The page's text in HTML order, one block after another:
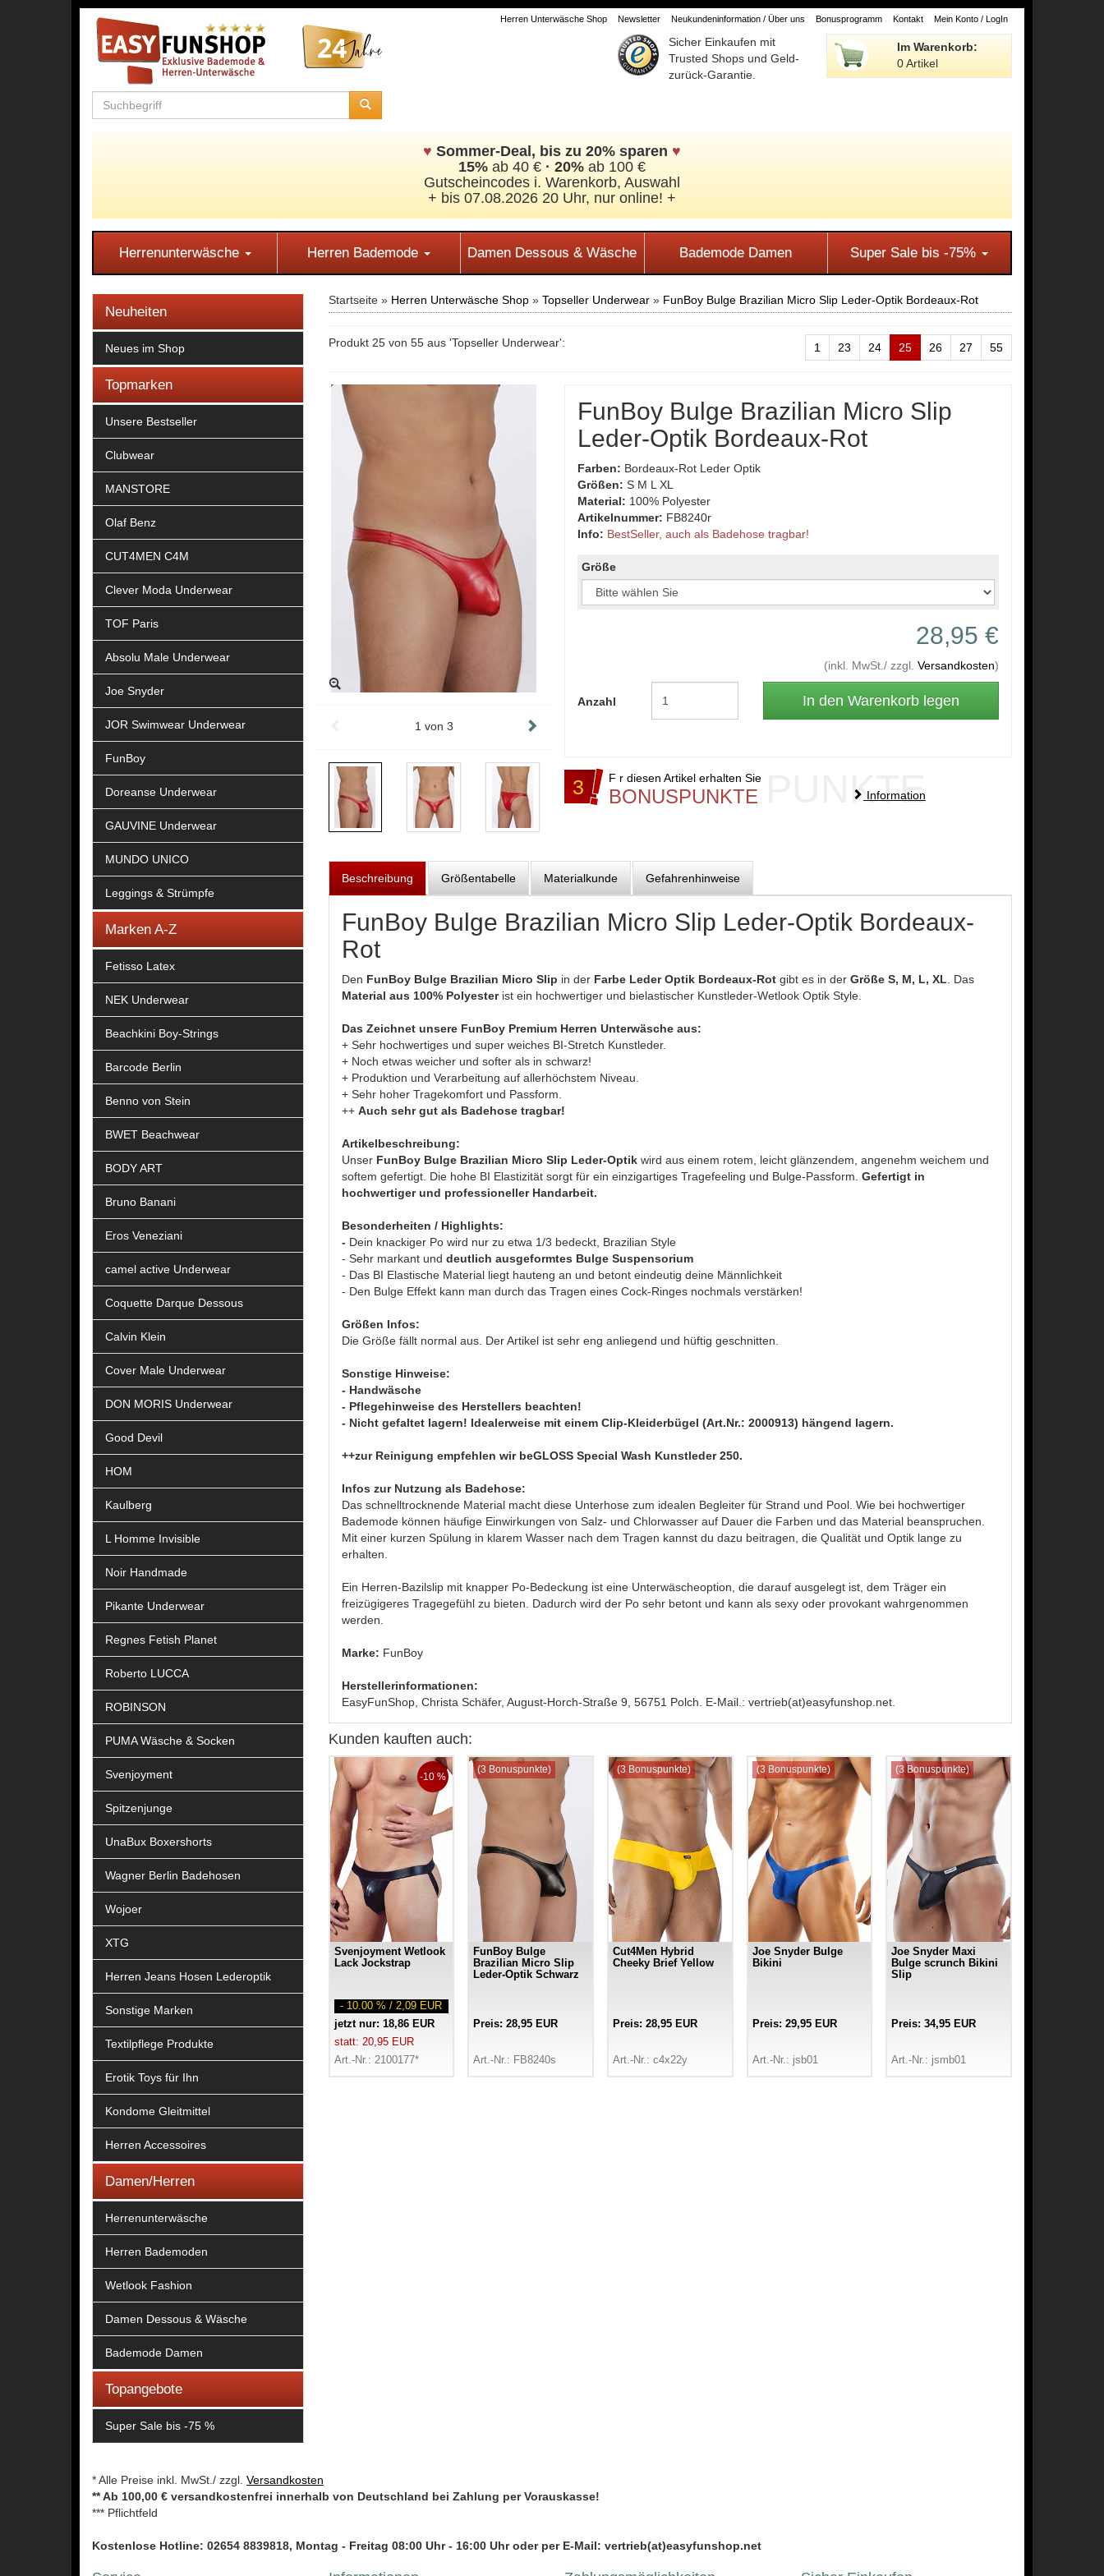
Herren Unterwäsche Shop Newsletter Neukundeninformation / Über uns Bonusprogramm Kontakt Mein Konto / LogIn
Sicher Einkaufen mit
Trusted Shops und Geld-
zurück-Garantie.
Im Warenkorb:
0 Artikel
♥ Sommer-Deal, bis zu 20% sparen ♥
15% ab 40 € · 20% ab 100 €
Gutscheincodes i. Warenkorb, Auswahl
+ bis 07.08.2026 20 Uhr, nur online! +
Herrenunterwäsche Herren Bademode Damen Dessous & Wäsche Bademode Damen Super Sale bis -75%
Neuheiten
Neues im Shop
Topmarken
Unsere Bestseller
Clubwear
MANSTORE
Olaf Benz
CUT4MEN C4M
Clever Moda Underwear
TOF Paris
Absolu Male Underwear
Joe Snyder
JOR Swimwear Underwear
FunBoy
Doreanse Underwear
GAUVINE Underwear
MUNDO UNICO
Leggings & Strümpfe
Marken A-Z
Fetisso Latex
NEK Underwear
Beachkini Boy-Strings
Barcode Berlin
Benno von Stein
BWET Beachwear
BODY ART
Bruno Banani
Eros Veneziani
camel active Underwear
Coquette Darque Dessous
Calvin Klein
Cover Male Underwear
DON MORIS Underwear
Good Devil
HOM
Kaulberg
L Homme Invisible
Noir Handmade
Pikante Underwear
Regnes Fetish Planet
Roberto LUCCA
ROBINSON
PUMA Wäsche & Socken
Svenjoyment
Spitzenjunge
UnaBux Boxershorts
Wagner Berlin Badehosen
Wojoer
XTG
Herren Jeans Hosen Lederoptik
Sonstige Marken
Textilpflege Produkte
Erotik Toys für Ihn
Kondome Gleitmittel
Herren Accessoires
Damen/Herren
Herrenunterwäsche
Herren Bademoden
Wetlook Fashion
Damen Dessous & Wäsche
Bademode Damen
Topangebote
Super Sale bis -75 %
Startseite » Herren Unterwäsche Shop » Topseller Underwear» FunBoy Bulge Brazilian Micro Slip Leder-Optik Bordeaux-Rot
Produkt 25 von 55 aus 'Topseller Underwear': 1 23 24 25 26 27 55
1 von 3
FunBoy Bulge Brazilian Micro Slip
Leder-Optik Bordeaux-Rot
Farben: Bordeaux-Rot Leder Optik
Größen: S M L XL
Material: 100% Polyester
Artikelnummer: FB8240r
Info: BestSeller, auch als Badehose tragbar!
Größe
28,95 €
(inkl. MwSt./ zzgl. Versandkosten)
Anzahl
3 F r diesen Artikel erhalten Sie
BONUSPUNKTE PUNKTE
Information
Beschreibung Größentabelle Materialkunde Gefahrenhinweise
FunBoy Bulge Brazilian Micro Slip Leder-Optik Bordeaux-
Rot
Den FunBoy Bulge Brazilian Micro Slip in der Farbe Leder Optik Bordeaux-Rotgibt es in der Größe S, M, L, XL . Das
Material aus 100% Polyesterist ein hochwertiger und bielastischer Kunstleder-Wetlook Optik Style.
Das Zeichnet unsere FunBoy Premium Herren Unterwäsche aus:
+ Sehr hochwertiges und super weiches BI-Stretch Kunstleder.
+ Noch etwas weicher und softer als in schwarz!
+ Produktion und Verarbeitung auf allerhöchstem Niveau.
+ Sehr hoher Tragekomfort und Passform.
++ Auch sehr gut als Badehose tragbar!
Artikelbeschreibung:
Unser FunBoy Bulge Brazilian Micro Slip Leder-Optikwird aus einem rotem, leicht glänzendem, angenehm weichem und
softem gefertigt. Die hohe BI Elastizität sorgt für ein einzigartiges Tragefeeling und Bulge-Passform. Gefertigt in
hochwertiger und professioneller Handarbeit.
Besonderheiten / Highlights:
- Dein knackiger Po wird nur zu etwa 1/3 bedeckt, Brazilian Style
- Sehr markant und deutlich ausgeformtes Bulge Suspensorium
- Das BI Elastische Material liegt hauteng an und betont eindeutig deine Männlichkeit
- Den Bulge Effekt kann man durch das Tragen eines Cock-Ringes nochmals verstärken!
Größen Infos:
Die Größe fällt normal aus. Der Artikel ist sehr eng anliegend und hüftig geschnitten.
Sonstige Hinweise:
- Handwäsche
- Pflegehinweise des Herstellers beachten!
- Nicht gefaltet lagern! Idealerweise mit einem Clip-Kleiderbügel (Art.Nr.: 2000913) hängend lagern.
++zur Reinigung empfehlen wir beGLOSS Special Wash Kunstleder 250.
Infos zur Nutzung als Badehose:
Das schnelltrocknende Material macht diese Unterhose zum idealen Begleiter für Strand und Pool. Wie bei hochwertiger
Bademode können häufige Einwirkungen von Salz- und Chlorwasser auf Dauer die Farben und das Material beanspruchen.
Mit einer kurzen Spülung in klarem Wasser nach dem Tragen kannst du dazu beitragen, die Qualität und Optik lange zu
erhalten.
Ein Herren-Bazilslip mit knapper Po-Bedeckung ist eine Unterwäscheoption, die darauf ausgelegt ist, dem Träger ein
freizügigeres Tragegefühl zu bieten. Dadurch wird der Po sehr betont und kann als sexy oder provokant wahrgenommen
werden.
Marke: FunBoy
Herstellerinformationen:
EasyFunShop, Christa Schäfer, August-Horch-Straße 9, 56751 Polch. E-Mail.: vertrieb(at)easyfunshop.net.
Kunden kauften auch:
-10 %
Svenjoyment Wetlook
Lack Jockstrap
- 10.00 % / 2,09 EUR
jetzt nur: 18,86 EUR
statt: 20,95 EUR
Art.-Nr.: 2100177*
(3 Bonuspunkte)
FunBoy Bulge
Brazilian Micro Slip
Leder-Optik Schwarz
Preis: 28,95 EUR
Art.-Nr.: FB8240s
(3 Bonuspunkte)
Cut4Men Hybrid
Cheeky Brief Yellow
Preis: 28,95 EUR
Art.-Nr.: c4x22y
(3 Bonuspunkte)
Joe Snyder Bulge
Bikini
Preis: 29,95 EUR
Art.-Nr.: jsb01
(3 Bonuspunkte)
Joe Snyder Maxi
Bulge scrunch Bikini
Slip
Preis: 34,95 EUR
Art.-Nr.: jsmb01
* Alle Preise inkl. MwSt./ zzgl. Versandkosten
** Ab 100,00 € versandkostenfrei innerhalb von Deutschland bei Zahlung per Vorauskasse!
*** Pflichtfeld
Kostenlose Hotline: 02654 8839818, Montag - Freitag 08:00 Uhr - 16:00 Uhr oder per E-Mail: vertrieb(at)easyfunshop.net